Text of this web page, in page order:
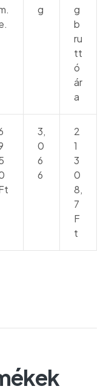
g
g
b
ru
tt
ó
ár
a
3,
0
6
6
2
1
3
0
8,
7
F
t